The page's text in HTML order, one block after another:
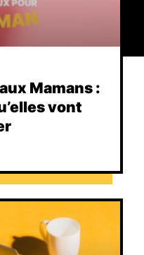
Mamans :
vont